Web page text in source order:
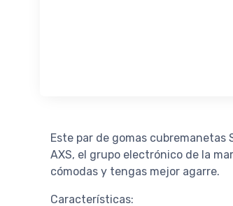
Este par de gomas cubremanetas
AXS, el grupo electrónico de la
cómodas y tengas mejor agarre.
Características: